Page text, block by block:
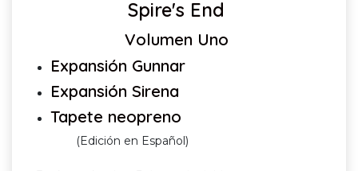
Spire's End
Volumen Uno
Expansión Gunnar
Expansión Sirena
Tapete neopreno
(Edición en Español)